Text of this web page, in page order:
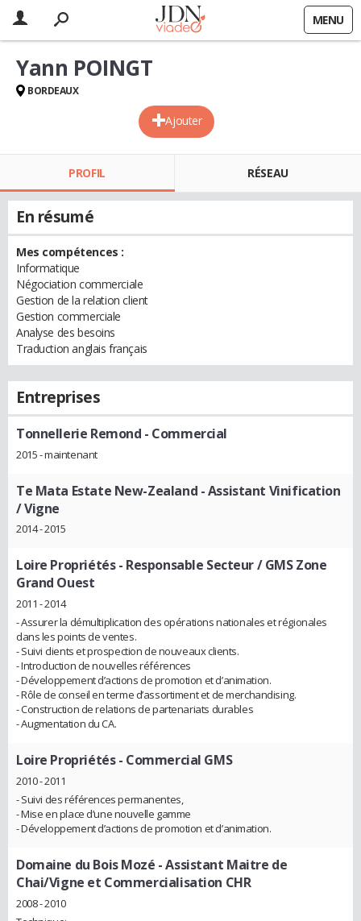
MENU
Ajouter
Yann POINGT
BORDEAUX
PROFIL RÉSEAU
En résumé
Mes compétences :
Informatique
Négociation commerciale
Gestion de la relation client
Gestion commerciale
Analyse des besoins
Traduction anglais français
Entreprises
Tonnellerie Remond - Commercial
2015 - maintenant
Te Mata Estate New-Zealand - Assistant Vinification
/ Vigne
2014 - 2015
Loire Propriétés- Responsable Secteur / GMS Zone
Grand Ouest
2011 - 2014
- Assurer la démultiplication des opérations nationales et régionales
dans les points de ventes.
- Suivi clients et prospection de nouveaux clients.
- Introduction de nouvelles références
- Développement d’actions de promotion et d’animation.
- Rôle de conseil en terme d’assortiment et de merchandising.
- Construction de relations de partenariats durables
- Augmentation du CA.
Loire Propriétés- Commercial GMS
2010 - 2011
- Suivi des références permanentes,
- Mise en place d’une nouvelle gamme
- Développement d’actions de promotion et d’animation.
Domaine du Bois Mozé - Assistant Maitre de
Chai/Vigne et Commercialisation CHR
2008 - 2010